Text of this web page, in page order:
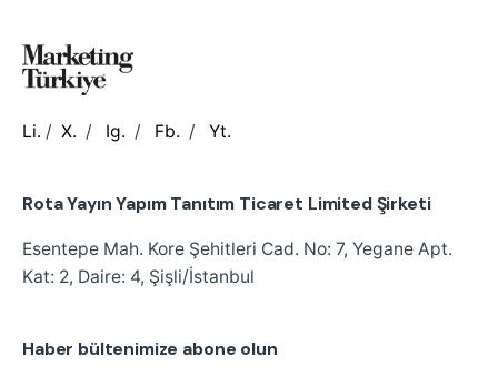
Li. / X. / Ig. / Fb. / Yt.
Rota Yayın Yapım Tanıtım Ticaret Limited Şirketi
Esentepe Mah. Kore Şehitleri Cad. No: 7, Yegane Apt.
Kat: 2, Daire: 4, Şişli/İstanbul
Haber bültenimize abone olun